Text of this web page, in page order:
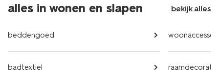
alles in wonen en slapen bekijk alles
beddengoed
badtextiel raamdecoratie